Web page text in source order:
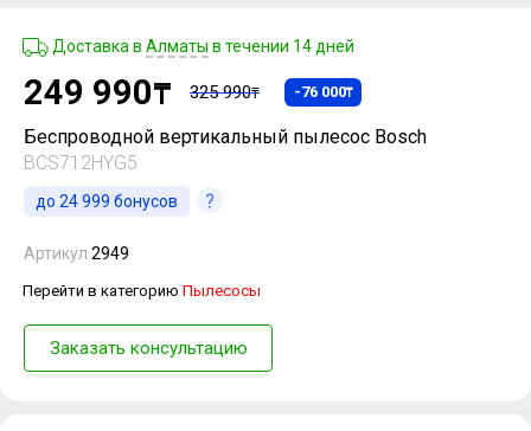
Беспроводной вертикальный пылесос Bosch
BCS712HYG5
Артикул 2949
Перейти в категорию Пылесосы
Заказать консультацию
Доставка в Алматы в течении 14 дней
до 24 999 бонусов
249 990₸ 325 990₸ -76 000₸